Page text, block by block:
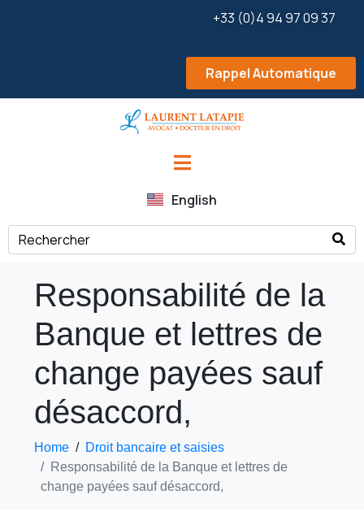
+33 (0)4 94 97 09 37
Rappel Automatique
English
Responsabilité de la
Banque et lettres de
change payées sauf
désaccord,
Home
Droit bancaire et saisies
Responsabilité de la Banque et lettres de
change payées sauf désaccord,